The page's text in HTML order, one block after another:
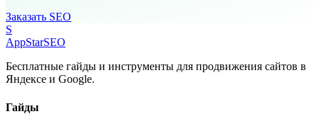
Заказать SEO
S
AppStarSEO
Бесплатные гайды и инструменты для продвижения сайтов в
Яндексе и Google.
Гайды